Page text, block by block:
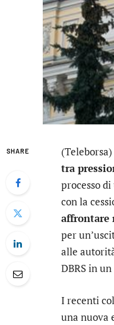
SHARE
tra
processo
con la
affrontare
per
alle
DBRS in
I recenti
una nuova